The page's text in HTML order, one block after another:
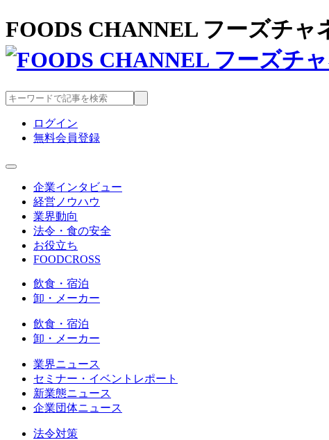
FOODS CHANNEL フーズチ
ログイン
無料会員登録
企業インタビュー
経営ノウハウ
業界動向
法令・食の安全
お役立ち
FOODCROSS
飲食・宿泊
卸・メーカー
飲食・宿泊
卸・メーカー
業界ニュース
セミナー・イベントレポート
新業態ニュース
企業団体ニュース
法令対策